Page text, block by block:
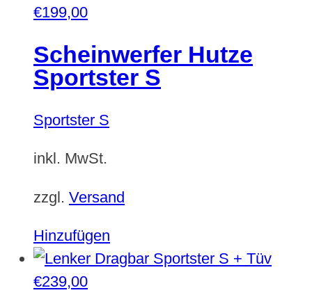
€199,00
Scheinwerfer Hutze
Sportster S
Sportster S
inkl. MwSt.
zzgl. Versand
Hinzufügen
€239,00